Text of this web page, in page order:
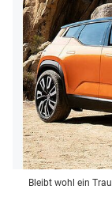
Bleibt wohl ein